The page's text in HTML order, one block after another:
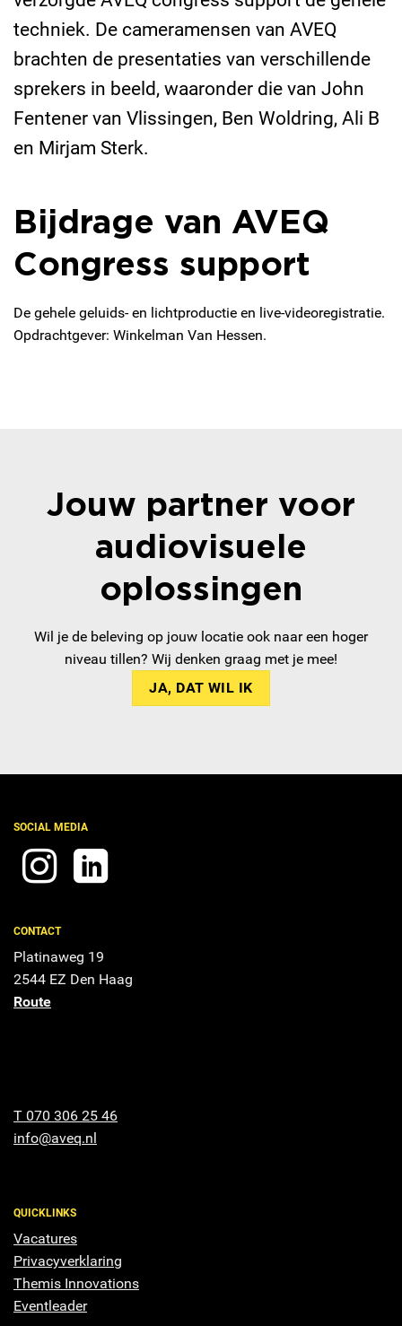
techniek. De cameramensen van AVEQ
brachten de presentaties van verschillende
sprekers in beeld, waaronder die van John
Fentener van Vlissingen, Ben Woldring, Ali B
en Mirjam Sterk.
Bijdrage van AVEQ
Congress support
De gehele geluids- en lichtproductie en live-videoregistratie.
Opdrachtgever: Winkelman Van Hessen.
Jouw partner voor
audiovisuele
oplossingen
Wil je de beleving op jouw locatie ook naar een hoger
niveau tillen? Wij denken graag met je mee!
JA, DAT WIL IK
SOCIAL MEDIA
CONTACT
Platinaweg 19
2544 EZ Den Haag
Route
T 070 306 25 46
info@aveq.nl
QUICKLINKS
Vacatures
Privacyverklaring
Themis Innovations
Eventleader